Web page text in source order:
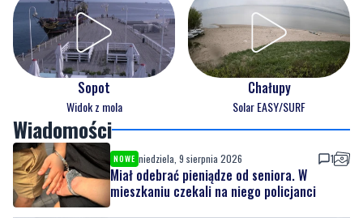
Sopot
Widok z mola
Chałupy
Solar EASY/SURF
Wiadomości
NOWE niedziela, 9 sierpnia 2026 1
Miał odebrać pieniądze od seniora. W
mieszkaniu czekali na niego policjanci